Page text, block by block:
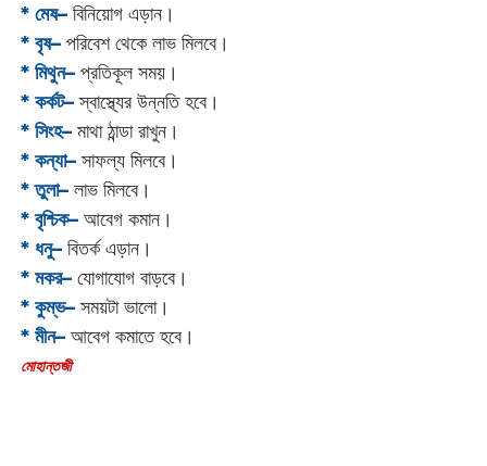
* মেষ–বিনিয়োগ এড়ান।
* বৃষ–পরিবেশ থেকে লাভ মিলবে।
* মিথুন–প্রতিকূল সময়।
* কর্কট–স্বাস্থ্যের উন্নতি হবে।
* সিংহ–মাথা ঠান্ডা রাখুন।
* কন্যা–সাফল্য মিলবে।
* তুলা–লাভ মিলবে।
* বৃশ্চিক–আবেগ কমান।
* ধনু–বিতর্ক এড়ান।
* মকর–যোগাযোগ বাড়বে।‌
* কুম্ভ–সময়টা ভালো।
* মীন–আবেগ কমাতে হবে।
‌মোহান্তজী‌‌‌‌‌‌‌‌‌‌‌‌‌‌‌‌‌